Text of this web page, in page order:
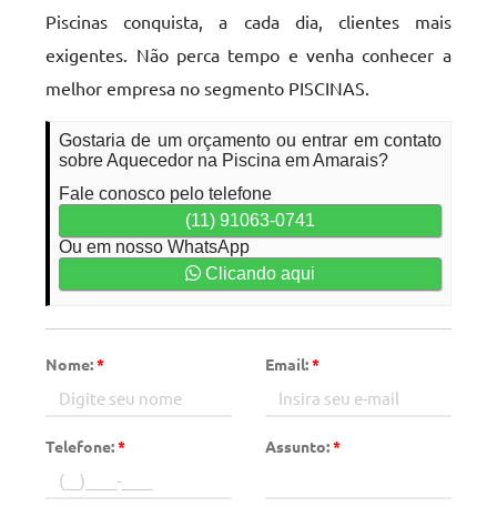
Piscinas conquista, a cada dia, clientes mais
exigentes. Não perca tempo e venha conhecer a
melhor empresa no segmento PISCINAS.
Gostaria de um orçamento ou entrar em contato
sobre Aquecedor na Piscina em Amarais?
Fale conosco pelo telefone
(11) 91063-0741
Ou em nosso WhatsApp
Clicando aqui
Nome:* Email:*
Telefone:* Assunto:*